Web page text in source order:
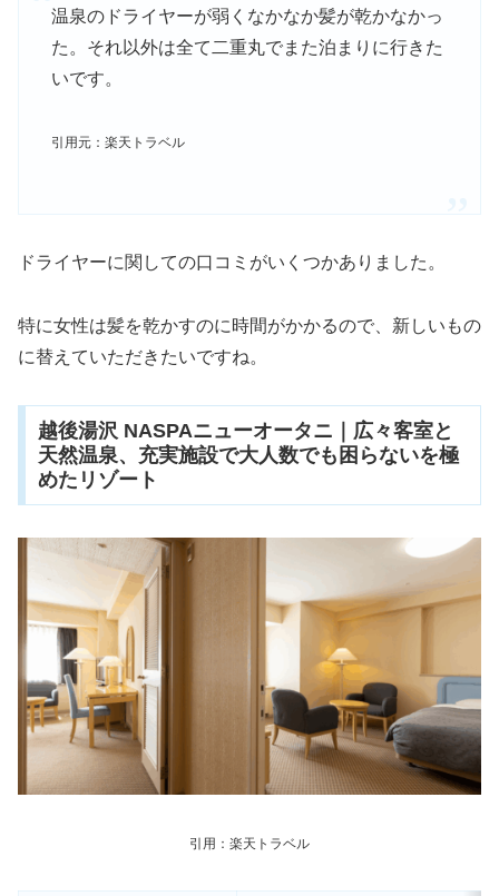
温泉のドライヤーが弱くなかなか髪が乾かなかっ
た。それ以外は全て二重丸でまた泊まりに行きた
いです。
引用元：楽天トラベル
ドライヤーに関しての口コミがいくつかありました。
特に女性は髪を乾かすのに時間がかかるので、新しいもの
に替えていただきたいですね。
越後湯沢 NASPAニューオータニ｜広々客室と
天然温泉、充実施設で大人数でも困らないを極
めたリゾート
引用：楽天トラベル